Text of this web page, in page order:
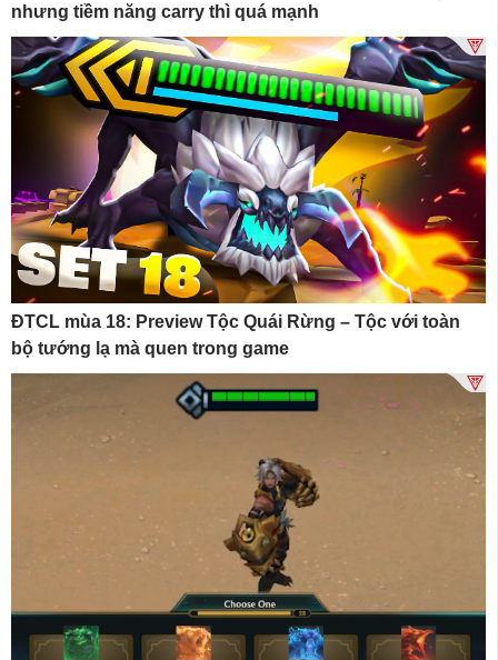
nhưng tiềm năng carry thì quá mạnh
ĐTCL mùa 18: Preview Tộc Quái Rừng – Tộc với toàn
bộ tướng lạ mà quen trong game